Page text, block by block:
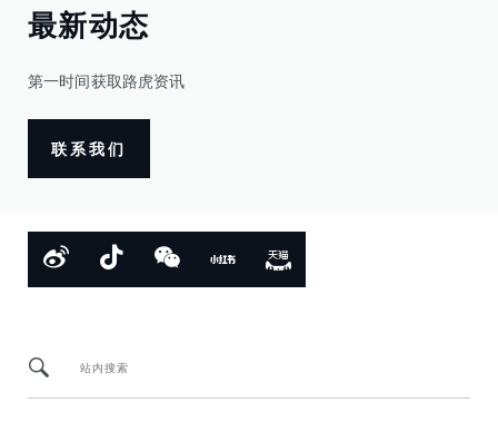
最新动态
第一时间获取路虎资讯
联系我们
站内搜索